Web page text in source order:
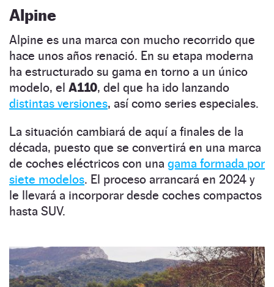
Alpine
Alpine es una marca con mucho recorrido que
hace unos años renació. En su etapa moderna
ha estructurado su gama en torno a un único
modelo, el A110, del que ha ido lanzando
distintas versiones, así como series especiales.
La situación cambiará de aquí a finales de la
década, puesto que se convertirá en una marca
de coches eléctricos con una gama formada por
siete modelos. El proceso arrancará en 2024 y
le llevará a incorporar desde coches compactos
hasta SUV.